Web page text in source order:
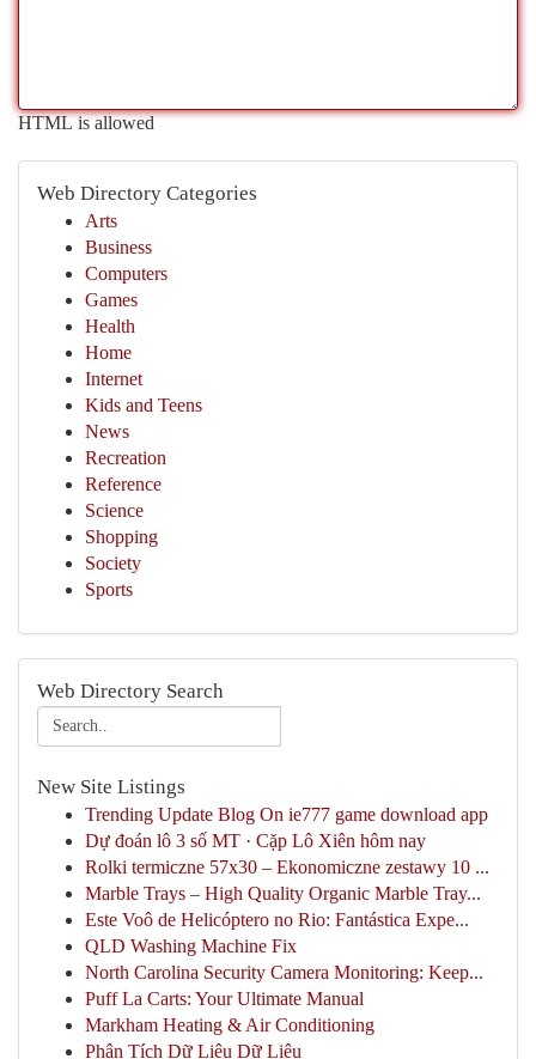
HTML is allowed
Web Directory Categories
Arts
Business
Computers
Games
Health
Home
Internet
Kids and Teens
News
Recreation
Reference
Science
Shopping
Society
Sports
Web Directory Search
New Site Listings
Trending Update Blog On ie777 game download app
Dự đoán lô 3 số MT · Cặp Lô Xiên hôm nay
Rolki termiczne 57x30 – Ekonomiczne zestawy 10 ...
Marble Trays – High Quality Organic Marble Tray...
Este Voô de Helicóptero no Rio: Fantástica Expe...
QLD Washing Machine Fix
North Carolina Security Camera Monitoring: Keep...
Puff La Carts: Your Ultimate Manual
Markham Heating & Air Conditioning
Phân Tích Dữ Liệu Dữ Liệu